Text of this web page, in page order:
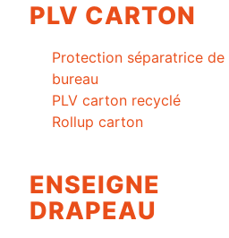
PLV CARTON
Protection séparatrice de
bureau
PLV carton recyclé
Rollup carton
ENSEIGNE
DRAPEAU